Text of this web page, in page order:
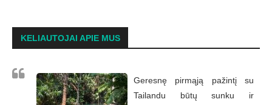
KELIAUTOJAI APIE MUS
Geresnę pirmąją pažintį su
Tailandu būtų sunku ir